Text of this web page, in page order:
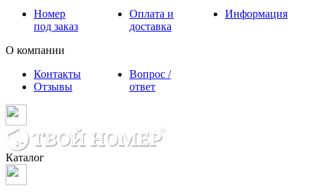
Номер
под заказ
Оплата и
доставка
Информация
О компании
Контакты
Отзывы
Вопрос /
ответ
Каталог